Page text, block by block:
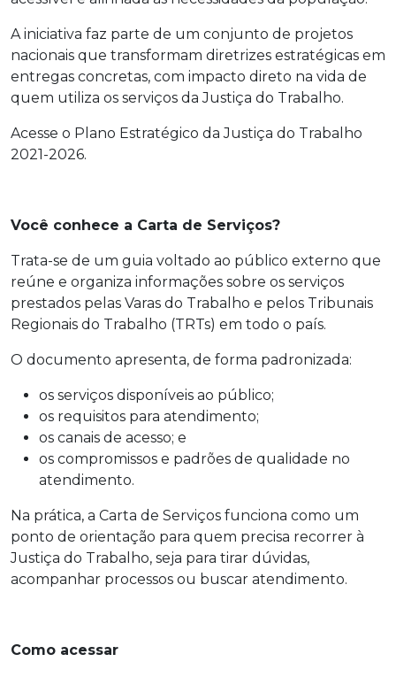
A iniciativa faz parte de um conjunto de projetos
nacionais que transformam diretrizes estratégicas em
entregas concretas, com impacto direto na vida de
quem utiliza os serviços da Justiça do Trabalho.
Acesse o Plano Estratégico da Justiça do Trabalho
2021-2026.
Você conhece a Carta de Serviços?
Trata-se de um guia voltado ao público externo que
reúne e organiza informações sobre os serviços
prestados pelas Varas do Trabalho e pelos Tribunais
Regionais do Trabalho (TRTs) em todo o país.
O documento apresenta, de forma padronizada:
os serviços disponíveis ao público;
os requisitos para atendimento;
os canais de acesso; e
os compromissos e padrões de qualidade no
atendimento.
Na prática, a Carta de Serviços funciona como um
ponto de orientação para quem precisa recorrer à
Justiça do Trabalho, seja para tirar dúvidas,
acompanhar processos ou buscar atendimento.
Como acessar